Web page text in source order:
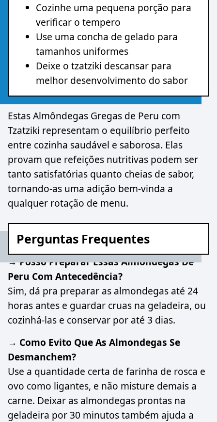
Cozinhe uma pequena porção para
verificar o tempero
Use uma concha de gelado para
tamanhos uniformes
Deixe o tzatziki descansar para
melhor desenvolvimento do sabor
Estas Almôndegas Gregas de Peru com
Tzatziki representam o equilíbrio perfeito
entre cozinha saudável e saborosa. Elas
provam que refeições nutritivas podem ser
tanto satisfatórias quanto cheias de sabor,
tornando-as uma adição bem-vinda a
qualquer rotação de menu.
Perguntas Frequentes
→ Posso Preparar Essas Almondegas De
Peru Com Antecedência?
Sim, dá pra preparar as almondegas até 24
horas antes e guardar cruas na geladeira, ou
cozinhá-las e conservar por até 3 dias.
→ Como Evito Que As Almondegas Se
Desmanchem?
Use a quantidade certa de farinha de rosca e
ovo como ligantes, e não misture demais a
carne. Deixar as almondegas prontas na
geladeira por 30 minutos também ajuda a